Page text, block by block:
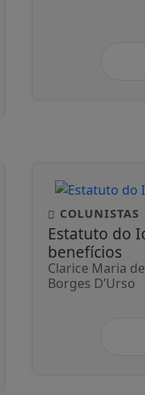
COLUNISTAS
Estatuto do
benefícios
Clarice Maria
Borges D’Urso